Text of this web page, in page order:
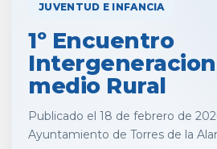
JUVENTUD E INFANCIA
1º Encuentro
medio Rural
Publicado el 18 de febrero de
Ayuntamiento de Torres de la